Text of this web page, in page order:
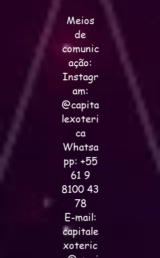
Meios
de
comunic
ação:
Instagr
am:
@capita
lexoteri
ca
Whatsa
pp: +55
61 9
8100 43
78
E-mail:
capitale
xoteric